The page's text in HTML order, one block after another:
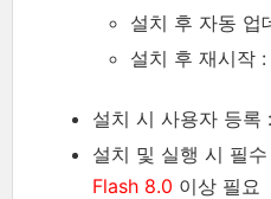
설치 후 자동 업
설치 후 재시작 :
설치 시 사용자 등록
설치 및 실행 시 필
Flash 8.0 이상 필요